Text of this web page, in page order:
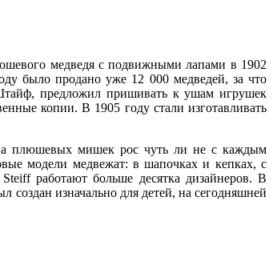
медведя с подвижными лапами в 1902
было продано уже 12 000 медведей, за что
предложил пришивать к ушам игрушек
копии. В 1905 году стали изготавливать
плюшевых мишек рос чуть ли не с каждым
модели медвежат: в шапочках и кепках, с
работают больше десятка дизайнеров. В
изначально для детей, на сегодняшней